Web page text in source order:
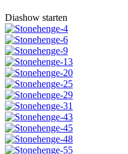
Diashow starten